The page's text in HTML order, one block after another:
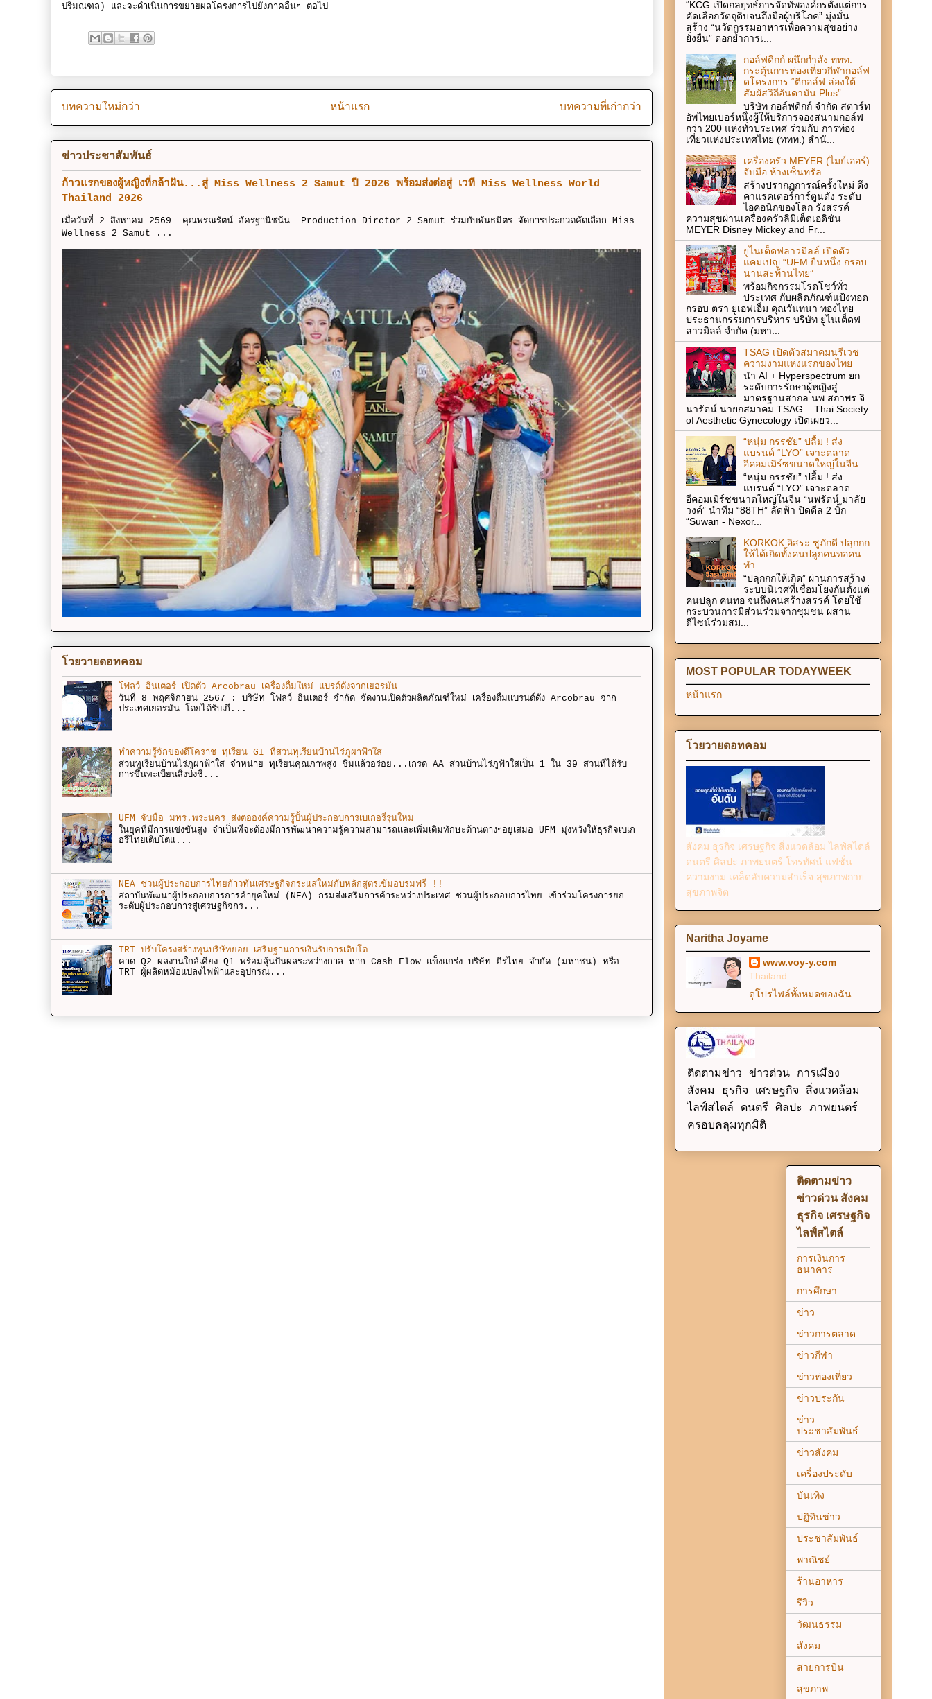
ปริมณฑล) และจะดำเนินการขยายผลโครงการไปยังภาคอื่นๆ ต่อไป
บทความใหม่กว่า บทความที่เก่ากว่า
หน้าแรก
ข่าวประชาสัมพันธ์
ก้าวแรกของผู้หญิงที่กล้าฝัน...สู่ Miss Wellness 2 Samut ปี 2026 พร้อมส่งต่อสู่ เวที Miss Wellness World
Thailand 2026
เมื่อวันที่ 2 สิงหาคม 2569 คุณพรณรัตน์ อัครฐานิชนัน Production Dirctor 2 Samut ร่วมกับพันธมิตร จัดการประกวดคัดเลือก Miss
Wellness 2 Samut ...
โวยวายดอทคอม
โฟลว์ อินเตอร์ เปิดตัว Arcobräu เครื่องดื่มใหม่ แบรด์ดังจากเยอรมัน
วันที่ 8 พฤศจิกายน 2567 : บริษัท โฟลว์ อินเตอร์ จำกัด จัดงานเปิดตัวผลิตภัณฑ์ใหม่ เครื่องดื่มแบรนด์ดัง Arcobräu จาก
ประเทศเยอรมัน โดยได้รับเกี...
ทำความรู้จักของดีโคราช ทุเรียน GI ที่สวนทุเรียนบ้านไร่ภูผาฟ้าใส
สวนทุเรียนบ้านไร่ภูผาฟ้าใส จำหน่าย ทุเรียนคุณภาพสูง ชิมแล้วอร่อย...เกรด AA สวนบ้านไร่ภูฟ้าใสเป็น 1 ใน 39 สวนที่ได้รับ
การขึ้นทะเบียนสิ่งบ่งชี...
UFM จับมือ มทร.พระนคร ส่งต่อองค์ความรู้ปั้นผู้ประกอบการเบเกอรี่รุ่นใหม่
ในยุคที่มีการแข่งขันสูง จำเป็นที่จะต้องมีการพัฒนาความรู้ความสามารถและเพิ่มเติมทักษะด้านต่างๆอยู่เสมอ UFM มุ่งหวังให้ธุรกิจเบเก
อรี่ไทยเติบโตแ...
NEA ชวนผู้ประกอบการไทยก้าวทันเศรษฐกิจกระแสใหม่กับหลักสูตรเข้มอบรมฟรี !!
สถาบันพัฒนาผู้ประกอบการการค้ายุคใหม่ (NEA) กรมส่งเสริมการค้าระหว่างประเทศ ชวนผู้ประกอบการไทย เข้าร่วมโครงการยก
ระดับผู้ประกอบการสู่เศรษฐกิจกร...
TRT ปรับโครงสร้างทุนบริษัทย่อย เสริมฐานการเงินรับการเติบโต
คาด Q2 ผลงานใกล้เคียง Q1 พร้อมลุ้นปันผลระหว่างกาล หาก Cash Flow แข็งแกร่ง บริษัท ถิรไทย จำกัด (มหาชน) หรือ
TRT ผู้ผลิตหม้อแปลงไฟฟ้าและอุปกรณ...
“KCG เปิดกลยุทธ์การจัดทัพองค์กรตั้งแต่การ
คัดเลือกวัตถุดิบจนถึงมือผู้บริโภค” มุ่งมั่น
สร้าง “นวัตกรรมอาหารเพื่อความสุขอย่าง
ยั่งยืน” ตอกย้ำการเ...
กอล์ฟดิกก์ ผนึกกำลัง ททท.
กระตุ้นการท่องเที่ยวกีฬากอล์ฟ
ดโครงการ “ตีกอล์ฟ ล่องใต้
สัมผัสวิถีอันดามัน Plus”
บริษัท กอล์ฟดิกก์ จำกัด สตาร์ท
อัพไทยเบอร์หนึ่งผู้ให้บริการจองสนามกอล์ฟ
กว่า 200 แห่งทั่วประเทศ ร่วมกับ การท่อง
เที่ยวแห่งประเทศไทย (ททท.) สำนั...
เครื่องครัว MEYER (ไมย์เออร์)
จับมือ ห้างเซ็นทรัล
สร้างปรากฏการณ์ครั้งใหม่ ดึง
คาแรคเตอร์การ์ตูนดัง ระดับ
ไอคอนิกของโลก รังสรรค์
ความสุขผ่านเครื่องครัวลิมิเต็ดเอดิชัน
MEYER Disney Mickey and Fr...
ยูไนเต็ดฟลาวมิลล์ เปิดตัว
แคมเปญ “UFM ยืนหนึ่ง กรอบ
นานสะท้านไทย”
พร้อมกิจกรรมโรดโชว์ทั่ว
ประเทศ กับผลิตภัณฑ์แป้งทอด
กรอบ ตรา ยูเอฟเอ็ม คุณวันทนา ทองไทย
ประธานกรรมการบริหาร บริษัท ยูไนเต็ดฟ
ลาวมิลล์ จำกัด (มหา...
TSAG เปิดตัวสมาคมนรีเวช
ความงามแห่งแรกของไทย
นำ AI + Hyperspectrum ยก
ระดับการรักษาผู้หญิงสู่
มาตรฐานสากล นพ.สถาพร จิ
นารัตน์ นายกสมาคม TSAG – Thai Society
of Aesthetic Gynecology เปิดเผยว...
“หนุ่ม กรรชัย” ปลื้ม ! ส่ง
แบรนด์ “LYO” เจาะตลาด
อีคอมเมิร์ซขนาดใหญ่ในจีน
“หนุ่ม กรรชัย” ปลื้ม ! ส่ง
แบรนด์ “LYO” เจาะตลาด
อีคอมเมิร์ซขนาดใหญ่ในจีน “นพรัตน์ มาลัย
วงค์” นำทีม “88TH” ลัดฟ้า ปิดดีล 2 บิ๊ก
“Suwan - Nexor...
KORKOK อิสระ ชูภักดี ปลุกกก
ให้ได้เกิดทั้งคนปลูกคนทอคน
ทำ
“ปลุกกกให้เกิด” ผ่านการสร้าง
ระบบนิเวศที่เชื่อมโยงกันตั้งแต่
คนปลูก คนทอ จนถึงคนสร้างสรรค์ โดยใช้
กระบวนการมีส่วนร่วมจากชุมชน ผสาน
ดีไซน์ร่วมสม...
MOST POPULAR TODAYWEEK
หน้าแรก
โวยวายดอทคอม
สังคม ธุรกิจ เศรษฐกิจ สิ่งแวดล้อม ไลฟ์สไตล์
ดนตรี ศิลปะ ภาพยนตร์ โทรทัศน์ แฟชั่น
ความงาม เคล็ดลับความสำเร็จ สุขภาพกาย
สุขภาพจิต
Naritha Joyame
www.voy-y.com
Thailand
ดูโปรไฟล์ทั้งหมดของฉัน
ติดตามข่าว ข่าวด่วน การเมือง
สังคม ธุรกิจ เศรษฐกิจ สิ่งแวดล้อม
ไลฟ์สไตล์ ดนตรี ศิลปะ ภาพยนตร์
ครอบคลุมทุกมิติ
ติดตามข่าว
ข่าวด่วน สังคม
ธุรกิจ เศรษฐกิจ
ไลฟ์สไตล์
การเงินการ
ธนาคาร
การศึกษา
ข่าว
ข่าวการตลาด
ข่าวกีฬา
ข่าวท่องเที่ยว
ข่าวประกัน
ข่าว
ประชาสัมพันธ์
ข่าวสังคม
เครื่องประดับ
บันเทิง
ปฏิทินข่าว
ประชาสัมพันธ์
พาณิชย์
ร้านอาหาร
รีวิว
วัฒนธรรม
สังคม
สายการบิน
สุขภาพ